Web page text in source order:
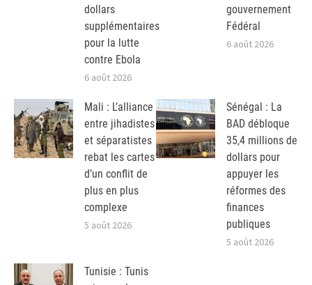
dollars
supplémentaires
pour la lutte
contre Ebola
6 août 2026
gouvernement
Fédéral
6 août 2026
Mali : L’alliance
entre jihadistes
et séparatistes
rebat les cartes
d’un conflit de
plus en plus
complexe
5 août 2026
Sénégal : La
BAD débloque
35,4 millions de
dollars pour
appuyer les
réformes des
finances
publiques
5 août 2026
Tunisie : Tunis